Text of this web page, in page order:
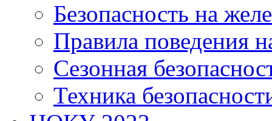
Безопасность на
Правила поведения
Сезонная
Техника